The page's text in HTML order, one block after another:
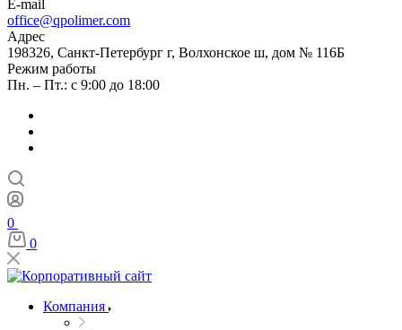
E-mail
office@qpolimer.com
Адрес
198326, Санкт-Петербург г, Волхонское ш, дом № 116Б
Режим работы
Пн. – Пт.: с 9:00 до 18:00
0
0
Компания